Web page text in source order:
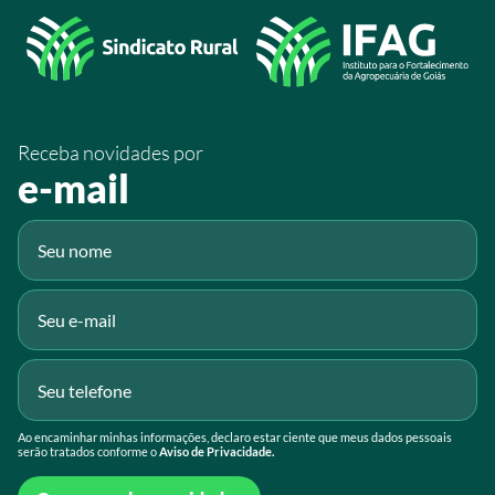
/sistemafaeg
/SistemaFaeg
Receba novidades por
e-mail
Ao encaminhar minhas informações, declaro estar ciente que meus dados pessoais
serão tratados conforme oAviso de Privacidade.